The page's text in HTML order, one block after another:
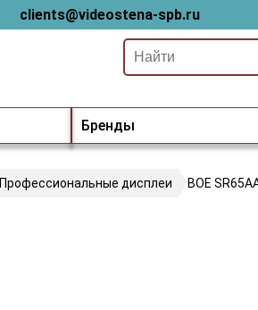
clients@videostena-spb.ru
Бренды
Профессиональные дисплеи BOE